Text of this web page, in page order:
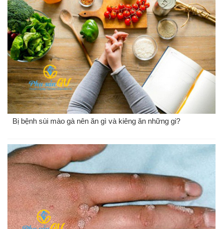
Bị bệnh sùi mào gà nên ăn gì và kiêng ăn những gi?